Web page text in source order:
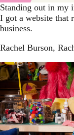
Standing out in my
I got a website that
business.
Rachel Burson,